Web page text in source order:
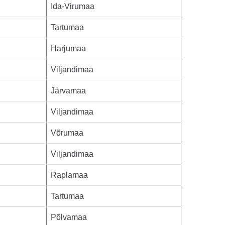
Ida-Virumaa
Tartumaa
Harjumaa
Viljandimaa
Järvamaa
Viljandimaa
Võrumaa
Viljandimaa
Raplamaa
Tartumaa
Põlvamaa